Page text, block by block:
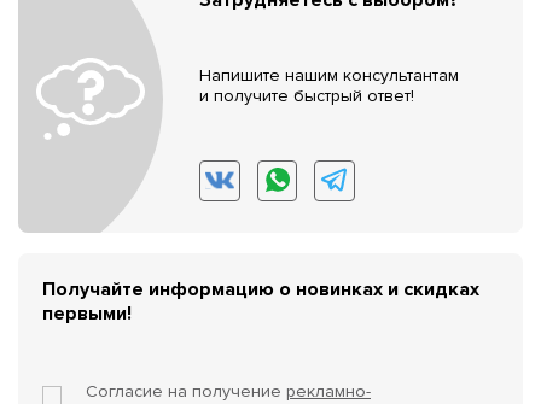
Напишите нашим консультантам
и получите быстрый ответ!
Получайте информацию о новинках и скидках
первыми!
Согласие на получение рекламно-